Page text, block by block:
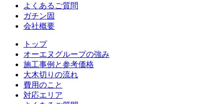
よくあるご質問
ガチン固
会社概要
トップ
オーエヌグループの強み
施工事例と参考価格
大木切りの流れ
費用のこと
対応エリア